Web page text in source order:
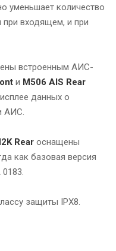
уменьшает количество
входящем, и при
встроенным АИС-
и M506 AIS Rear
данных о
АИС.
Rear оснащены
как базовая версия
защиты IPX8.